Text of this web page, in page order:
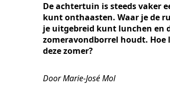
De achtertuin is steeds vaker
kunt onthaasten. Waar je de
je uitgebreid kunt lunchen en
zomeravondborrel houdt.
deze zomer?
Door Marie-José Mol